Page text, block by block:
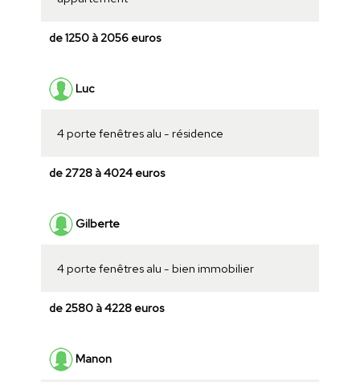
de 1250 à 2056 euros
Luc
4 porte fenêtres alu - résidence
de 2728 à 4024 euros
Gilberte
4 porte fenêtres alu - bien immobilier
de 2580 à 4228 euros
Manon